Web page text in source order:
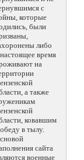
с
которые
были
либо
время
на
а также
ковавшим
в тылу.
сайта
военные